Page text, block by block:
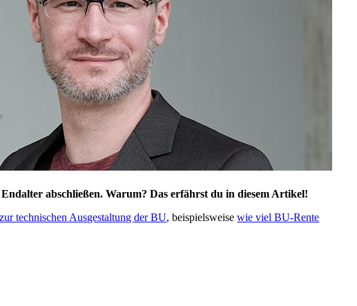
abschließen. Warum? Das erfährst du in diesem Artikel!
technischen Ausgestaltung der BU, beispielsweisewie viel BU-Rente